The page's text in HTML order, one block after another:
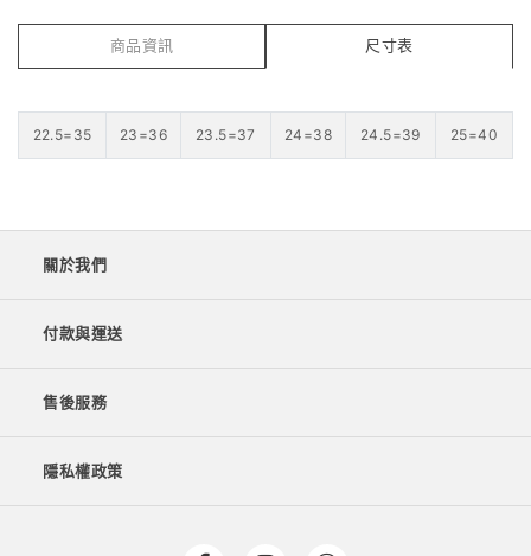
商品資訊 尺寸表
22.5=35 23=36 23.5=37 24=38 24.5=39 25=40
關於我們
付款與運送
售後服務
隱私權政策